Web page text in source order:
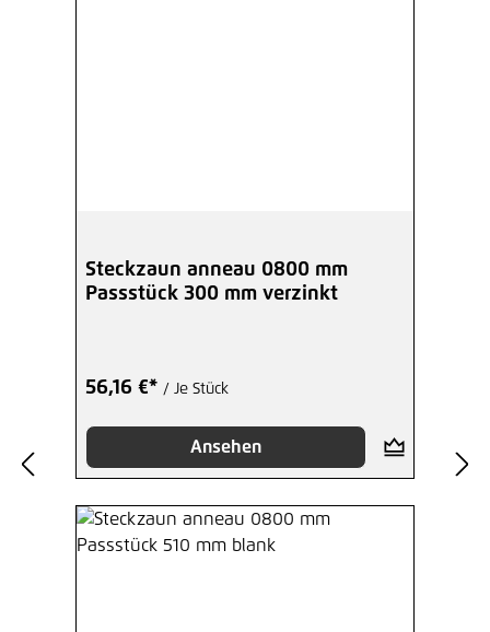
Steckzaun anneau 0800 mm
Passstück 300 mm verzinkt
56,16 €* / Je Stück
Ansehen